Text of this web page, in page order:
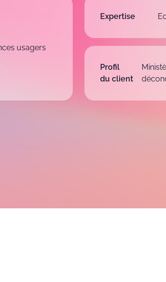
usagers
Expertise
Profil
du client